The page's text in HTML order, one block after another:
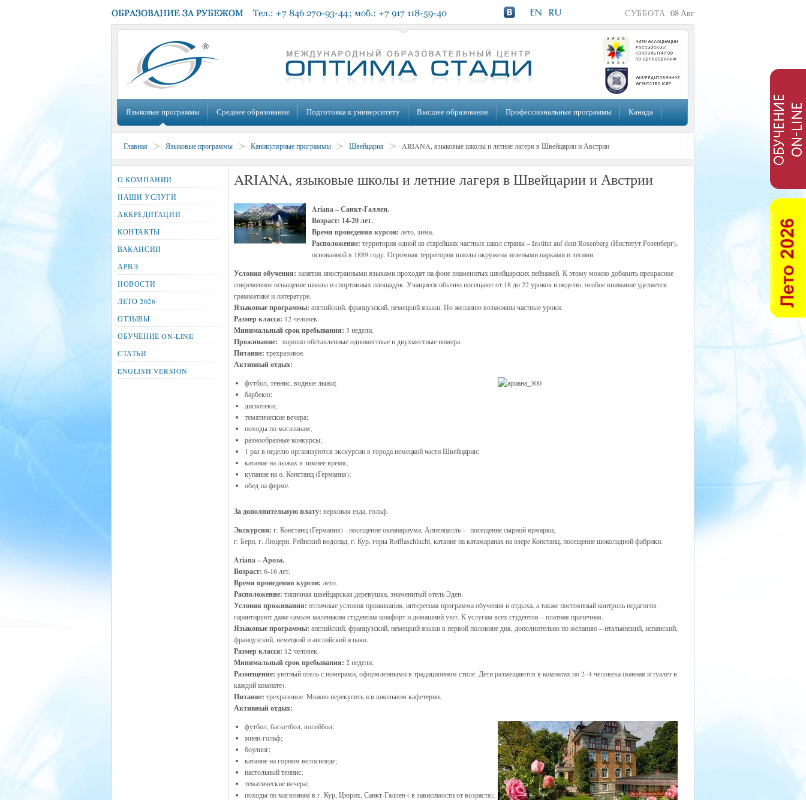
СУББОТА 08Авг
Языковые программы Среднее образование Подготовка к университету Высшее образование Профессиональные программы Канада
Главная Языковые программы Каникулярные программы Швейцария ARIANA, языковые школы и летние лагеря в Швейцарии и Австрии
ARIANA, языковые школы и летние лагеря в Швейцарии и Австрии
Ariana – Санкт-Галлен.
Возраст: 14-20 лет.
Время проведения курсов: лето, зима.
Расположение: территория одной из старейших частных школ страны – Institut auf dem Rosenberg (Институт Розенберг),
основанной в 1889 году. Огромная территория школы окружена зелеными парками и лесами.
Условия обучения: занятия иностранными языками проходят на фоне знаменитых швейцарских пейзажей. К этому можно добавить прекрасное
современное оснащение школы и спортивных площадок. Учащиеся обычно посещают от 18 до 22 уроков в неделю, особое внимание уделяется
грамматике и литературе.
Языковые программы: английский, французский, немецкий языки. По желанию возможны частные уроки.
Размер класса: 12 человек.
Минимальный срок пребывания: 3 недели.
Проживание: хорошо обставленные одноместные и двухместные номера.
Питание: трехразовое.
Активный отдых:
футбол, теннис, водные лыжи;
барбекю;
дискотеки;
тематические вечера;
походы по магазинам;
разнообразные конкурсы;
1 раз в неделю организуются экскурсии в города немецкой части Швейцарии;
катание на лыжах в зимнее время;
купание на о. Констанц (Германия);
обед на ферме.
За дополнительную плату: верховая езда, гольф.
Экскурсии: г. Констанц (Германия) - посещение океанариума, Аппенцелль – посещение сырной ярмарки,
г. Берн, г. Люцерн, Рейнский водопад, г. Кур, горы Rofflaschlucht, катание на катамаранах на озере Констанц, посещение шоколадной фабрики.
Ariana – Ароза.
Возраст: 6-16 лет.
Время проведения курсов: лето.
Расположение: типичная швейцарская деревушка, знаменитый отель Эден.
Условия проживания: отличные условия проживания, интересная программа обучения и отдыха, а также постоянный контроль педагогов
гарантируют даже самым маленьким студентам комфорт и домашний уют. К услугам всех студентов – платная прачечная.
Языковые программы: английский, французский, немецкий языки в первой половине дня, дополнительно по желанию – итальянский, испанский,
французский, немецкий и английский языки.
Размер класса: 12 человек.
Минимальный срок пребывания: 2 недели.
Размещение: уютный отель с номерами, оформленными в традиционном стиле. Дети размещаются в комнатах по 2–4 человека (ванная и туалет в
каждой комнате).
Питание: трехразовое. Можно перекусить и в школьном кафетерии.
Активный отдых:
футбол, баскетбол, волейбол;
мини-гольф;
боулинг;
катание на горном велосипеде;
настольный теннис;
тематические вечера;
походы по магазинам в г. Кур, Цюрих, Санкт-Галлен ( в зависимости от возраста);
О КОМПАНИИ
НАШИ УСЛУГИ
АККРЕДИТАЦИИ
КОНТАКТЫ
ВАКАНСИИ
АРВЭ
НОВОСТИ
ЛЕТО 2026
ОТЗЫВЫ
ОБУЧЕНИЕ ON-LINE
СТАТЬИ
ENGLISH VERSION